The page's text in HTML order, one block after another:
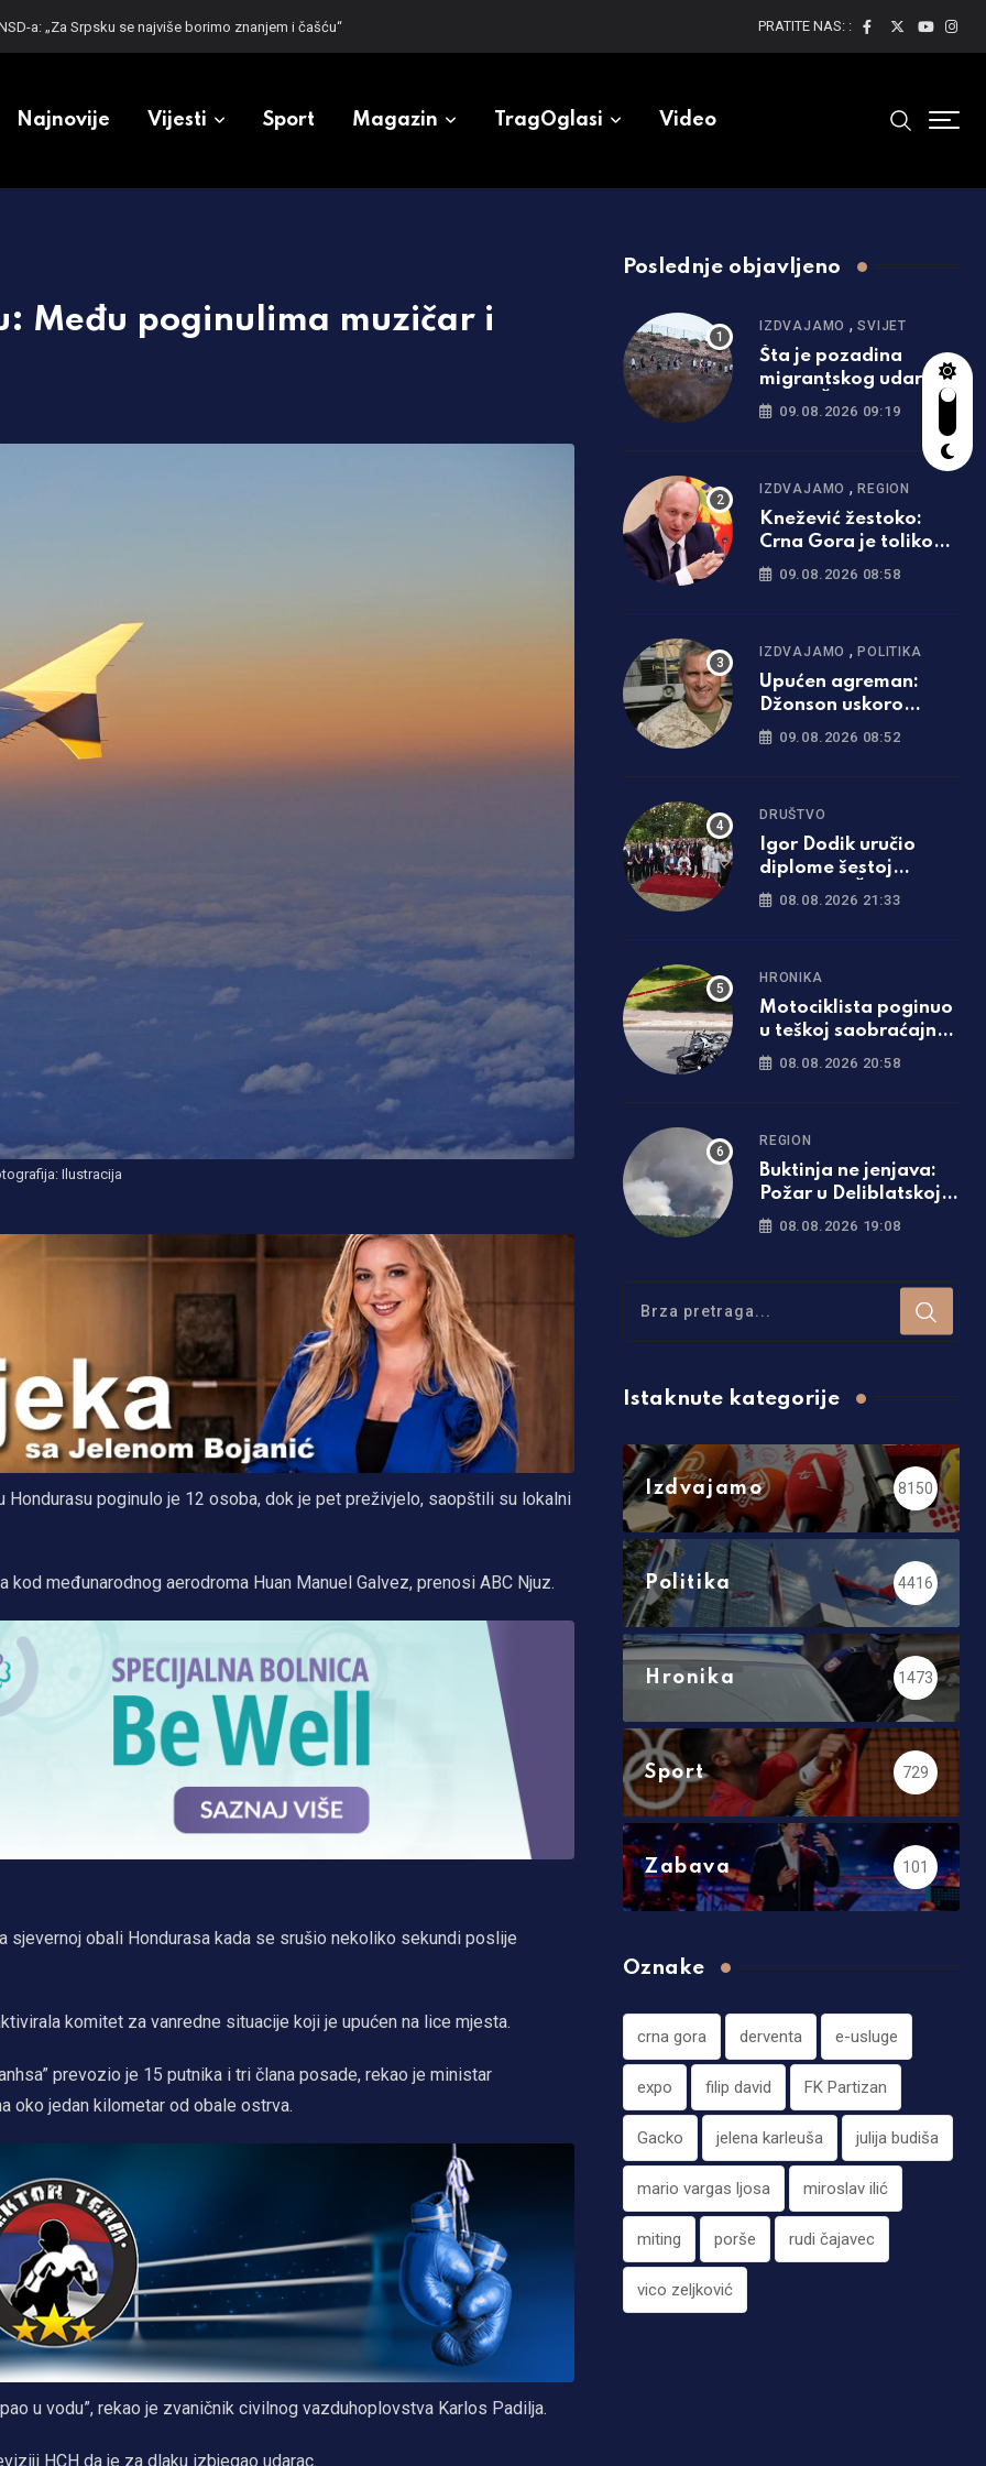
PRATITE NAS: :
Najnovije Vijesti Sport Magazin TragOglasi Video
Među poginulima muzičar i
Ilustracija
Hondurasu poginulo je 12 osoba, dok je pet preživjelo, saopštili su lokalni
međunarodnog aerodroma Huan Manuel Galvez, prenosi ABC Njuz.
sjevernoj obali Hondurasa kada se srušio nekoliko sekundi poslije
komitet za vanredne situacije koji je upućen na lice mjesta.
prevozio je 15 putnika i tri člana posade, rekao je ministar
oko jedan kilometar od obale ostrva.
u vodu”, rekao je zvaničnik civilnog vazduhoplovstva Karlos Padilja.
HCH da je za dlaku izbjegao udarac.
Poslednje objavljeno
IZDVAJAMO ,SVIJET
Šta je pozadina
migrantskog udara
na jug Španije
09.08.2026 09:19
IZDVAJAMO ,REGION
Knežević žestoko:
Crna Gora je toliko
puta izdala Srbiju da
koji će tek da se rode
09.08.2026 08:58
IZDVAJAMO ,POLITIKA
Upućen agreman:
Džonson uskoro
postaje ambasador
09.08.2026 08:52
DRUŠTVO
Igor Dodik uručio
diplome šestoj
generaciji Škole novih
Srpsku se najviše
čašću“
08.08.2026 21:33
HRONIKA
Motociklista poginuo
u teškoj saobraćajnoj
nezgodi
08.08.2026 20:58
REGION
Buktinja ne jenjava:
Požar u Deliblatskoj
peščari zahvatio oko
08.08.2026 19:08
Istaknute kategorije
Izdvajamo 8150
Politika 4416
Hronika 1473
Sport 729
Zabava 101
Oznake
crna gora derventa e-usluge
expo filip david FK Partizan
Gacko jelena karleuša julija budiša
mario vargas ljosa miroslav ilić
miting porše rudi čajavec
vico zeljković